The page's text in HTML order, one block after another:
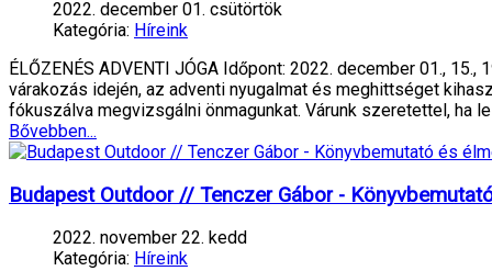
2022. december 01. csütörtök
Kategória: Híreink
ÉLŐZENÉS ADVENTI JÓGA Időpont: 2022. december 01.,
várakozás idején, az adventi nyugalmat és meghittséget
fókuszálva megvizsgálni önmagunkat. Várunk szeretettel, ha
Bővebben...
Budapest Outdoor // Tenczer Gábor -
2022. november 22. kedd
Kategória: Híreink